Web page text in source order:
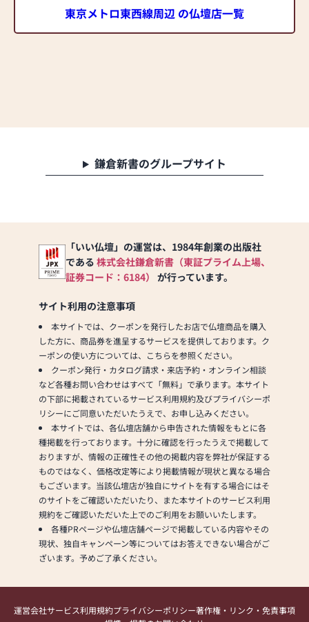
東京メトロ東西線周辺 の仏壇店一覧
鎌倉新書のグループサイト
「いい仏壇」の運営は、1984年創業の出版社
である 株式会社鎌倉新書（東証プライム上場、
証券コード：6184） が行っています。
サイト利用の注意事項
本サイトでは、クーポンを発行したお店で仏壇商品を購入
した方に、商品券を進呈するサービスを提供しております。ク
ーポンの使い方については、こちらを参照ください。
クーポン発行・カタログ請求・来店予約・オンライン相談
など各種お問い合わせはすべて「無料」で承ります。本サイト
の下部に掲載されているサービス利用規約及びプライバシーポ
リシーにご同意いただいたうえで、お申し込みください。
本サイトでは、各仏壇店舗から申告された情報をもとに各
種掲載を行っております。十分に確認を行ったうえで掲載して
おりますが、情報の正確性その他の掲載内容を弊社が保証する
ものではなく、価格改定等により掲載情報が現状と異なる場合
もございます。当該仏壇店が独自にサイトを有する場合にはそ
のサイトをご確認いただいたり、また本サイトのサービス利用
規約をご確認いただいた上でのご利用をお願いいたします。
各種PRページや仏壇店舗ページで掲載している内容やその
現状、独自キャンペーン等についてはお答えできない場合がご
ざいます。予めご了承ください。
運営会社サービス利用規約プライバシーポリシー著作権・リンク・免責事項